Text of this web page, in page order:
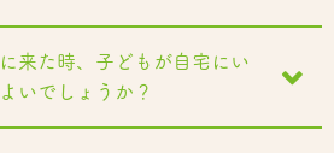
来た時、子どもが自宅にい
いでしょうか？